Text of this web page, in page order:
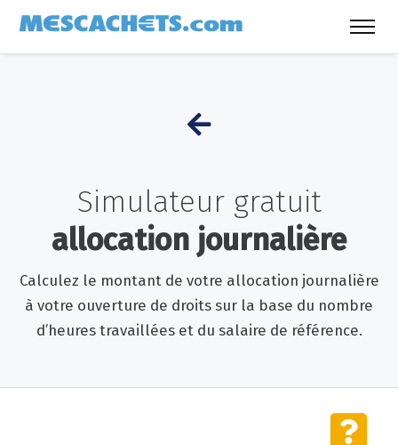
Simulateur gratuit
allocation journalière
Calculez le montant de votre allocation journalière
à votre ouverture de droits sur la base du nombre
d’heures travaillées et du salaire de référence.